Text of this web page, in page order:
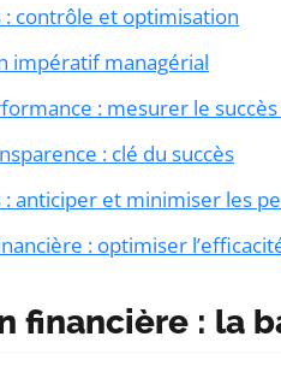
: contrôle et optimisation
impératif managérial
: mesurer le
: clé du succès
: anticiper et minimiser les
: optimiser
financière : la